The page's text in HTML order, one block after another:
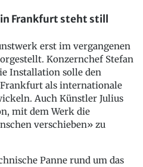
Frankfurt steht still
erst im vergangenen
Konzernchef Stefan
Installation solle den
als internationale
Auch Künstler Julius
mit dem Werk die
verschieben» zu
Panne rund um das